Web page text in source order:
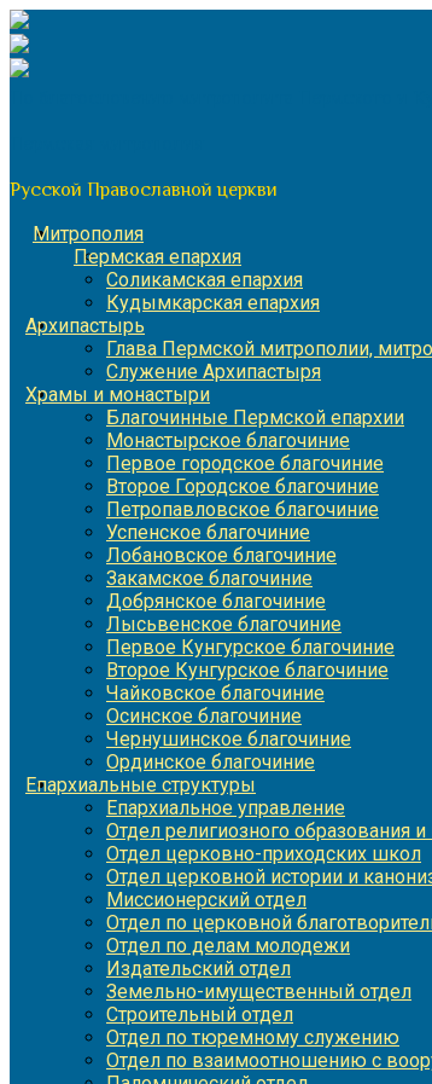
Перейти
к
содержимому
Русской Православной церкви
Митрополия
Пермская епархия
Соликамская епархия
Кудымкарская епархия
Архипастырь
Глава Пермской митрополии,
Служение Архипастыря
Храмы и монастыри
Благочинные Пермской епархии
Монастырское благочиние
Первое городское благочиние
Второе Городское благочиние
Петропавловское благочиние
Успенское благочиние
Лобановское благочиние
Закамское благочиние
Добрянское благочиние
Лысьвенское благочиние
Первое Кунгурское благочиние
Второе Кунгурское благочиние
Чайковское благочиние
Осинское благочиние
Чернушинское благочиние
Ординское благочиние
Епархиальные структуры
Епархиальное управление
Отдел религиозного образования и
Отдел церковно-приходских школ
Отдел церковной истории и
Миссионерский отдел
Отдел по церковной
Отдел по делам молодежи
Издательский отдел
Земельно-имущественный отдел
Строительный отдел
Отдел по тюремному служению
Отдел по взаимоотношению с